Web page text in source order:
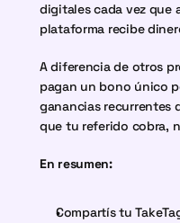
digitales cada vez que
plataforma recibe
A diferencia de otros
pagan un bono único
ganancias recurrentes
que tu referido cobra,
En resumen:
Compartís tu